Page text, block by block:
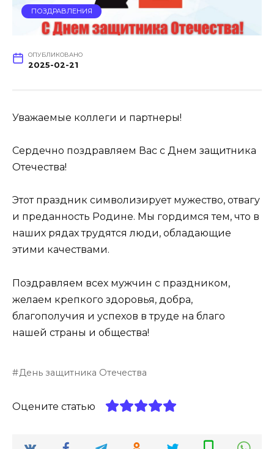
ПОЗДРАВЛЕНИЯ
ОПУБЛИКОВАНО
2025-02-21
Уважаемые коллеги и партнеры!
Сердечно поздравляем Вас с Днем защитника
Отечества!
Этот праздник символизирует мужество, отвагу
и преданность Родине. Мы гордимся тем, что в
наших рядах трудятся люди, обладающие
этими качествами.
Поздравляем всех мужчин с праздником,
желаем крепкого здоровья, добра,
благополучия и успехов в труде на благо
нашей страны и общества!
День защитника Отечества
Оцените статью